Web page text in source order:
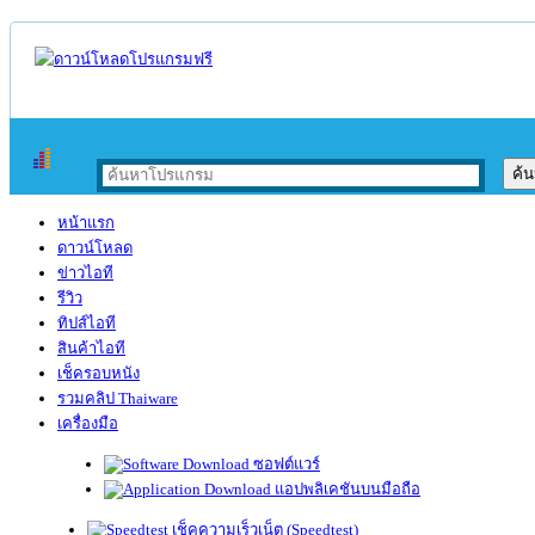
หน้าแรก
ดาวน์โหลด
ข่าวไอที
รีวิว
ทิปส์ไอที
สินค้าไอที
เช็ครอบหนัง
รวมคลิป Thaiware
เครื่องมือ
ซอฟต์แวร์
แอปพลิเคชันบนมือถือ
เช็คความเร็วเน็ต (Speedtest)